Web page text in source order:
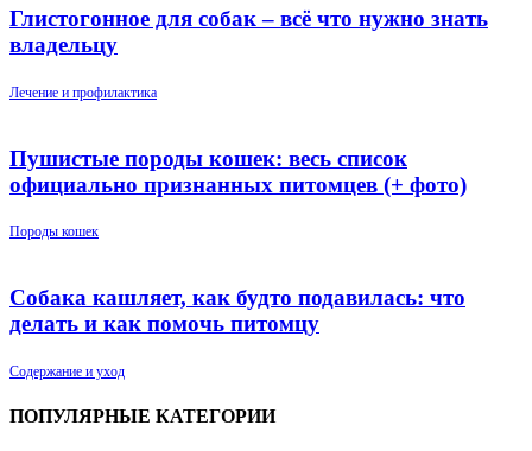
Глистогонное для собак – всё что нужно знать
владельцу
Лечение и профилактика
Пушистые породы кошек: весь список
официально признанных питомцев (+ фото)
Породы кошек
Собака кашляет, как будто подавилась: что
делать и как помочь питомцу
Содержание и уход
ПОПУЛЯРНЫЕ КАТЕГОРИИ